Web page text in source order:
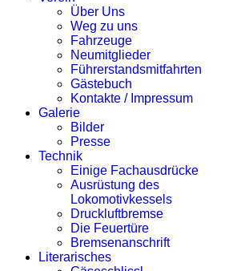
Über Uns
Weg zu uns
Fahrzeuge
Neumitglieder
Führerstandsmitfahrten
Gästebuch
Kontakte / Impressum
Galerie
Bilder
Presse
Technik
Einige Fachausdrücke
Ausrüstung des
Lokomotivkessels
Druckluftbremse
Die Feuertüre
Bremsenanschrift
Literarisches